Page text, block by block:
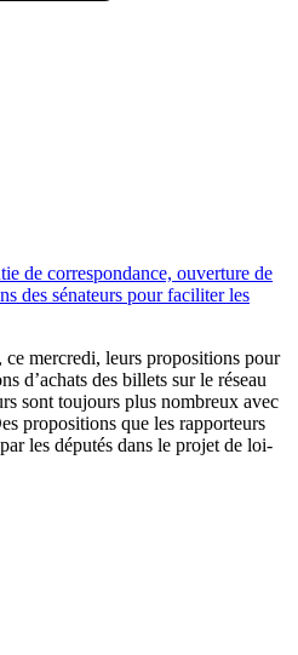
de correspondance, ouverture de
des sénateurs pour faciliter les
mercredi, leurs propositions pour
d’achats des billets sur le réseau
sont toujours plus nombreux avec
propositions que les rapporteurs
les députés dans le projet de loi-